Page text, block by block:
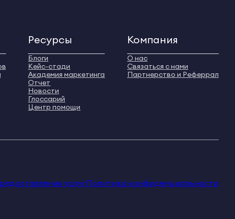
Ресурсы
Блоги
Кейс-стади
Академия маркетинга
Отчет
Новости
Глоссарий
Центр помощи
Компания
О нас
Связаться с нами
Партнерство и Реферрал
услугПолитика конфиденциальности